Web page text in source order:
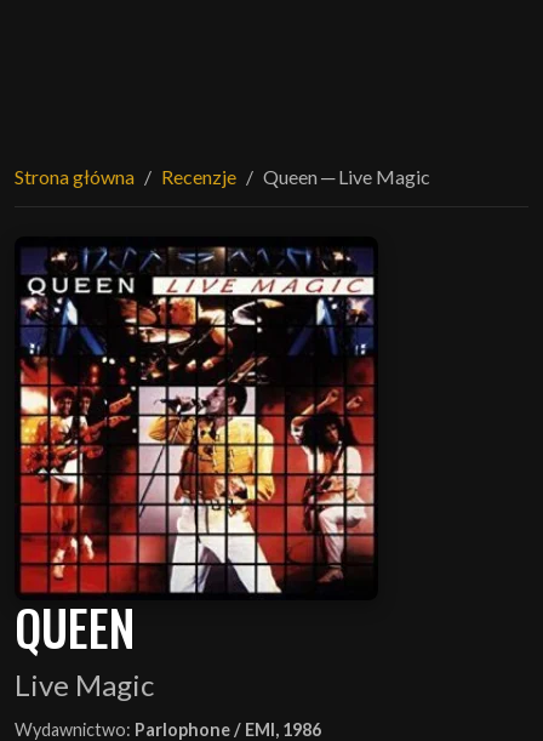
Strona główna Recenzje Queen ─ Live Magic
QUEEN
Live Magic
Wydawnictwo: Parlophone / EMI, 1986